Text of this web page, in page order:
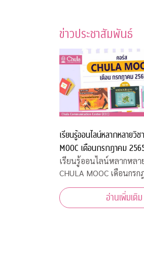
ข่าวประชาสัมพันธ์
เรียนรู้ออนไลน์หลากหลายวิ
MOOC เดือนกรกฎาคม
เรียนรู้ออนไลน์หลากหลา
CHULA MOOC เดือนกร
อ่านเพิ่มเติม